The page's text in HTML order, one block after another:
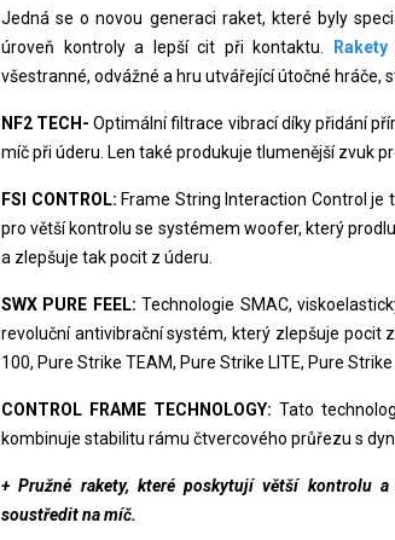
Jedná se o novou generaci raket, které byly
úroveň kontroly a lepší cit při kontaktu.
všestranné, odvážné a hru utvářející útočné hráče,
NF2 TECH- Optimální filtrace vibrací díky přidání
míč při úderu. Len také produkuje tlumenější zvuk
FSI CONTROL: Frame String Interaction Control
pro větší kontrolu se systémem woofer, který
a zlepšuje tak pocit z úderu.
SWX PURE FEEL: Technologie SMAC,
revoluční antivibrační systém, který zlepšuje pocit
100, Pure Strike TEAM, Pure Strike LITE, Pure Strike
CONTROL FRAME TECHNOLOGY: Tato
kombinuje stabilitu rámu čtvercového průřezu s
+ Pružné rakety, které poskytují větší kontrolu
soustředit na míč.